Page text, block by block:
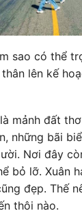
sao có thể
lên kế
mảnh đất
những bãi
Nơi đây
bỏ lỡ. Xuân
đẹp. Thế
thôi nào.